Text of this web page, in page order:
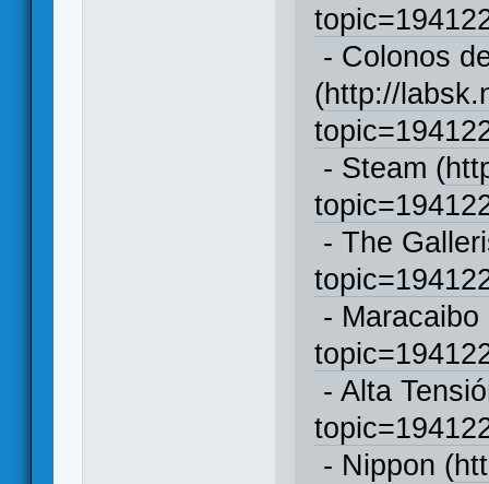
- Colonos
(http://
- Steam (
- The
- Maracaibo
- Alta
- Nippon (